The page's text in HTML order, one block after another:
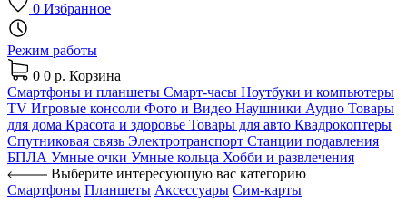
0 Избранное
Режим работы
0 0 р. Корзина
Смартфоны и планшеты Смарт-часы Ноутбуки и компьютеры
TV Игровые консоли Фото и Видео Наушники Аудио Товары
для дома Красота и здоровье Товары для авто Квадрокоптеры
Спутниковая связь Электротранспорт Станции подавления
БПЛА Умные очки Умные кольца Хобби и развлечения
Выберите интересующую вас категорию
Смартфоны Планшеты Аксессуары Сим-карты